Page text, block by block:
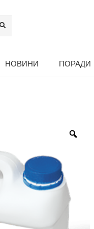
НОВИНИ ПОРАДИ